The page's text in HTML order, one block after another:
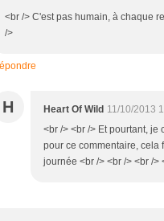
<br /> C'est pas humain, à chaque
/>
H Heart Of Wild 11/10/2013
<br /> <br /> Et pourtant, je
pour ce commentaire, cela
journée <br /> <br /> <br />